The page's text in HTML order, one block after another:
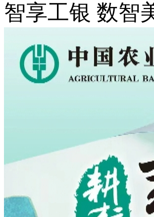
智享工银 数智